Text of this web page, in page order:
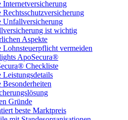
Internetversicherung
Rechtsschutzversicherung
Unfallversicherung
ist wichtig
Aspekte
Lohnsteuerpflicht vermeiden
ApoSecura®
Checkliste
Leistungsdetails
Besonderheiten
Gründe
beste Marktpreis